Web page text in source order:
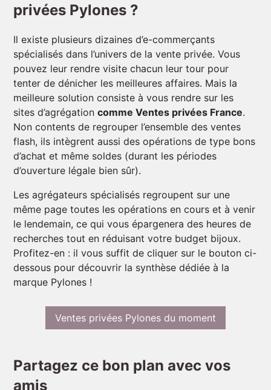
privées Pylones ?
Il existe plusieurs dizaines d’e-commerçants
spécialisés dans l’univers de la vente privée. Vous
pouvez leur rendre visite chacun leur tour pour
tenter de dénicher les meilleures affaires. Mais la
meilleure solution consiste à vous rendre sur les
sites d’agrégationcomme Ventes privées France.
Non contents de regrouper l’ensemble des ventes
flash, ils intègrent aussi des opérations de type bons
d’achat et même soldes (durant les périodes
d’ouverture légale bien sûr).
Les agrégateurs spécialisés regroupent sur une
même page toutes les opérations en cours et à venir
le lendemain, ce qui vous épargenera des heures de
recherches tout en réduisant votre budget bijoux.
Profitez-en : il vous suffit de cliquer sur le bouton ci-
dessous pour découvrir la synthèse dédiée à la
marque Pylones !
Ventes privées Pylones du moment
Partagez ce bon plan avec vos
amis